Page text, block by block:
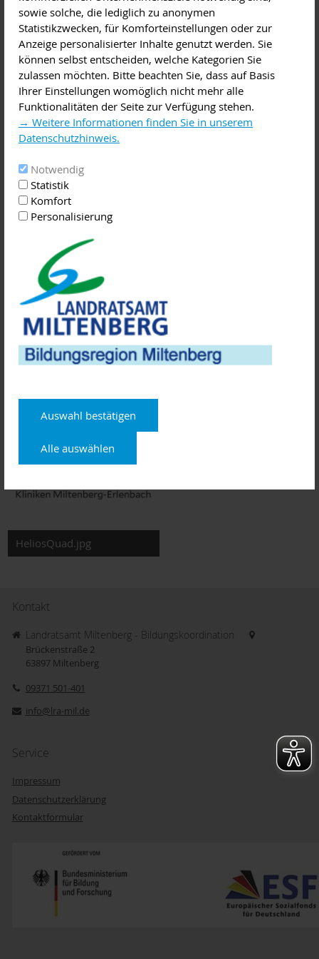
sowie solche, die lediglich zu anonymen
Statistikzwecken, für Komforteinstellungen oder zur
Anzeige personalisierter Inhalte genutzt werden. Sie
können selbst entscheiden, welche Kategorien Sie
zulassen möchten. Bitte beachten Sie, dass auf Basis
Ihrer Einstellungen womöglich nicht mehr alle
Funktionalitäten der Seite zur Verfügung stehen.
→ Weitere Informationen finden Sie in unserem
Datenschutzhinweis.
Notwendig
Statistik
Komfort
Personalisierung
Auswahl bestätigen
Alle auswählen
Versammlung, Vortrag
Diese Veranstaltung im iCal-Format speichern
Die Ärztinnen und Ärzte der Helios-Kliniken in Erlenbach und
Miltenberg stellen regelmäßig medizinische Erkenntnisse
und spannende Themen verschiedener Fachrichtungen vor.
Im Rahmen der Patientenvorträge informieren die Fachärzte
über Ursachen und Behandlungsmöglichkeiten von
Erkrankungen, stellen die neuesten Therapiemöglichkeiten
ihres Fachgebietes vor und klären über Präventions- und
Früherkennungsmaßnahmen auf.
Alle Vorträge richten sich an interessierte Laien und
Betroffene, Fachkenntnisse sind nicht erforderlich. Alle
Besucher sind herzlich eingeladen, themenbezogene Fragen
im Anschluss an den Vortrag direkt mit dem Referenten zu
klären.
Mehr Informationen unterhttps://www.helios-
gesundheit.de/kliniken/erlenbach/
HeliosQuad.jpg
Kontakt
Landratsamt Miltenberg - Bildungskoordination
Brückenstraße 2
63897 Miltenberg
09371 501-401
info@lra-mil.de
Service
Impressum
Datenschutzerklärung
Kontaktformular